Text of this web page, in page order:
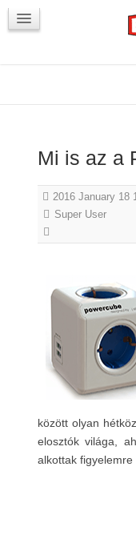
Mi is az a
2016 January 18
Super User
között olyan
elosztók világa,
alkottak figyelemre